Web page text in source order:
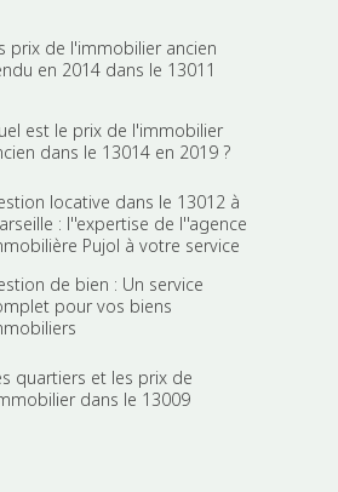
prix de l'immobilier ancien
en 2014 dans le 13011
est le prix de l'immobilier
dans le 13014 en 2019 ?
locative dans le 13012 à
: l''expertise de l''agence
Pujol à votre service
de bien : Un service
pour vos biens
quartiers et les prix de
dans le 13009